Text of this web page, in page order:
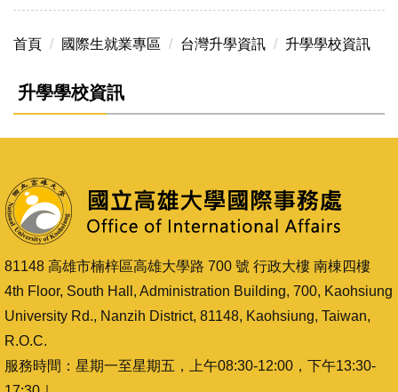
首頁 國際生就業專區 台灣升學資訊 升學學校資訊
升學學校資訊
81148 高雄市楠梓區高雄大學路 700 號 行政大樓 南棟四樓
4th Floor, South Hall, Administration Building, 700, Kaohsiung
University Rd., Nanzih District, 81148, Kaohsiung, Taiwan,
R.O.C.
服務時間：星期一至星期五，上午08:30-12:00，下午13:30-